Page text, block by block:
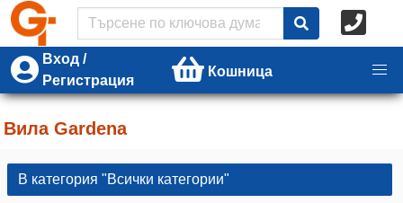
Вход /
Регистрация
Кошница
Вила Gardena
В категория "Всички категории"